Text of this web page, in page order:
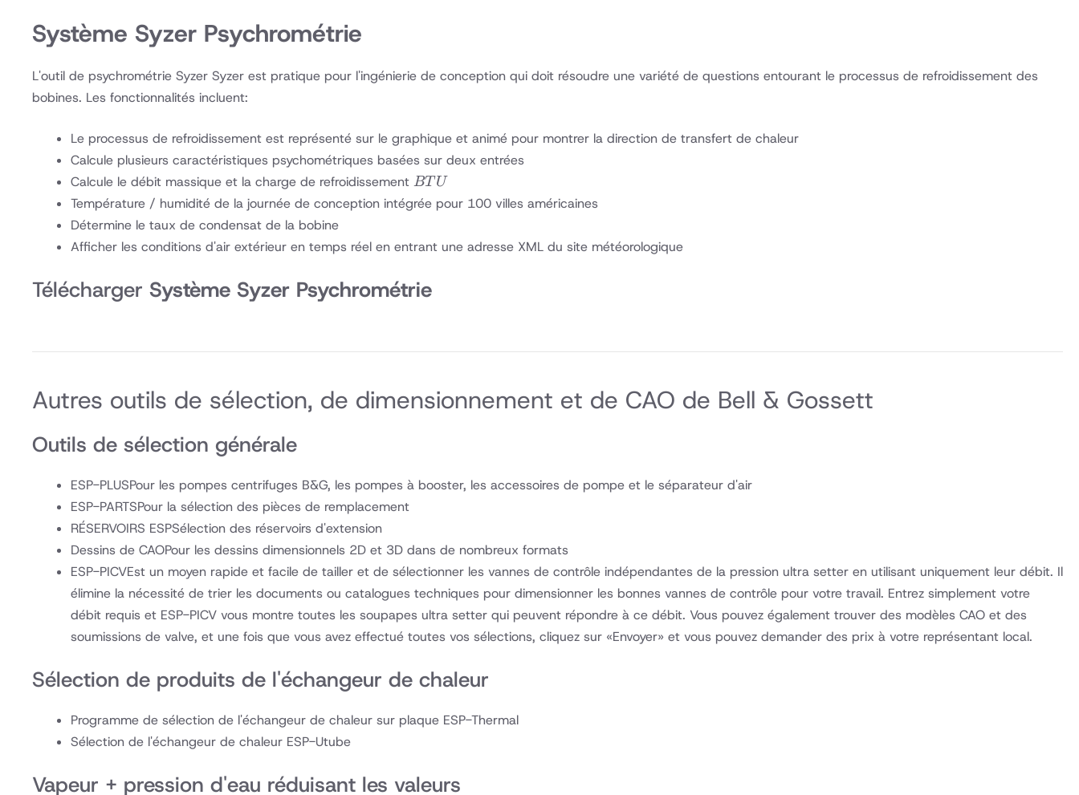
Système Syzer Psychrométrie
L'outil de psychrométrie Syzer Syzer est pratique pour l'ingénierie de conception qui doit résoudre une variété de questions entourant le processus de refroidissement des
bobines. Les fonctionnalités incluent:
Le processus de refroidissement est représenté sur le graphique et animé pour montrer la direction de transfert de chaleur
Calcule plusieurs caractéristiques psychométriques basées sur deux entrées
Calcule le débit massique et la charge de refroidissement BTU
BT U
Température / humidité de la journée de conception intégrée pour 100 villes américaines
Détermine le taux de condensat de la bobine
Afficher les conditions d'air extérieur en temps réel en entrant une adresse XML du site météorologique
Télécharger Système Syzer Psychrométrie
Autres outils de sélection, de dimensionnement et de CAO de Bell & Gossett
Outils de sélection générale
ESP-PLUSPour les pompes centrifuges B&G, les pompes à booster, les accessoires de pompe et le séparateur d'air
ESP-PARTSPour la sélection des pièces de remplacement
RÉSERVOIRS ESPSélection des réservoirs d'extension
Dessins de CAOPour les dessins dimensionnels 2D et 3D dans de nombreux formats
ESP-PICVEst un moyen rapide et facile de tailler et de sélectionner les vannes de contrôle indépendantes de la pression ultra setter en utilisant uniquement leur débit. Il
élimine la nécessité de trier les documents ou catalogues techniques pour dimensionner les bonnes vannes de contrôle pour votre travail. Entrez simplement votre
débit requis et ESP-PICV vous montre toutes les soupapes ultra setter qui peuvent répondre à ce débit. Vous pouvez également trouver des modèles CAO et des
soumissions de valve, et une fois que vous avez effectué toutes vos sélections, cliquez sur «Envoyer» et vous pouvez demander des prix à votre représentant local.
Sélection de produits de l'échangeur de chaleur
Programme de sélection de l'échangeur de chaleur sur plaque ESP-Thermal
Sélection de l'échangeur de chaleur ESP-Utube
Vapeur + pression d'eau réduisant les valeurs